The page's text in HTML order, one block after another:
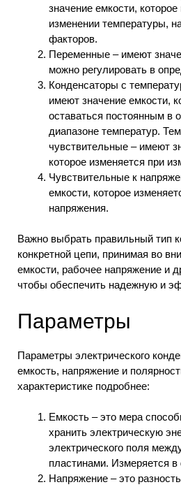
значение емкости,
изменении температуры,
факторов.
Переменные – имеют
можно регулировать в
Конденсаторы с
имеют значение емкости,
оставаться постоянным в
диапазоне температур.
чувствительные – имеют
которое изменяется при
Чувствительные к
емкости, которое
напряжения.
Важно выбрать правильный тип
конкретной цепи, принимая во
емкости, рабочее напряжение и
чтобы обеспечить надежную и
Параметры
Параметры электрического
емкость, напряжение и
характеристике подробнее:
Емкость – это мера
хранить электрическую
электрического поля
пластинами. Измеряется
Напряжение – это